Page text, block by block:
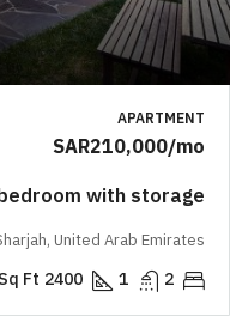
APARTMENT
SAR210,000/mo
bedroom with storage
Sharjah, United Arab Emirates
2
1
2400
Sq Ft